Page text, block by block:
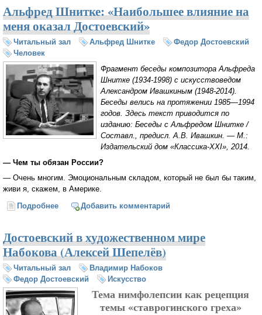
Альфред Шнитке: «Наибольшее влияние на
меня оказал Достоевский»
Читальный зал Альфред Шнитке
Федор Достоевский
Человек
Фрагмент беседы композитора Альфреда
Шнитке (1934-1998) с искусствоведом
Александром Ивашкиным (1948-2014).
Беседы велись на протяжении 1985—1994
годов. Здесь текст приводится по
изданию: Беседы с Альфредом Шнитке /
Составл., предисл. А.В. Ивашкин. — М.:
Издательский дом «Классика-ХХI», 2014.
— Чем ты обязан России?
— Очень многим. Эмоциональным складом, который не был бы таким,
живи я, скажем, в Америке.
Подробнее о Альфред Шнитке: «Наибольшее влияние на меня
Добавить комментарий
Достоевский в художественном мире
Набокова (Алексей Шепелёв)
Читальный зал
Владимир Набоков
Федор Достоевский
Искусство
Тема нимфолепсии как рецепция
темы «ставрогинского греха»